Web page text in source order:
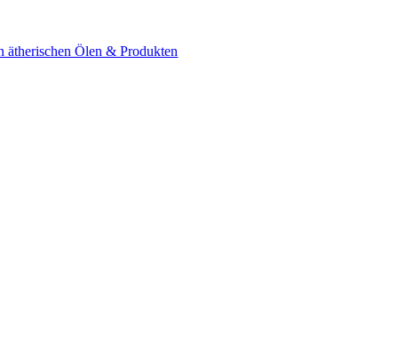
ätherischen Ölen & Produkten